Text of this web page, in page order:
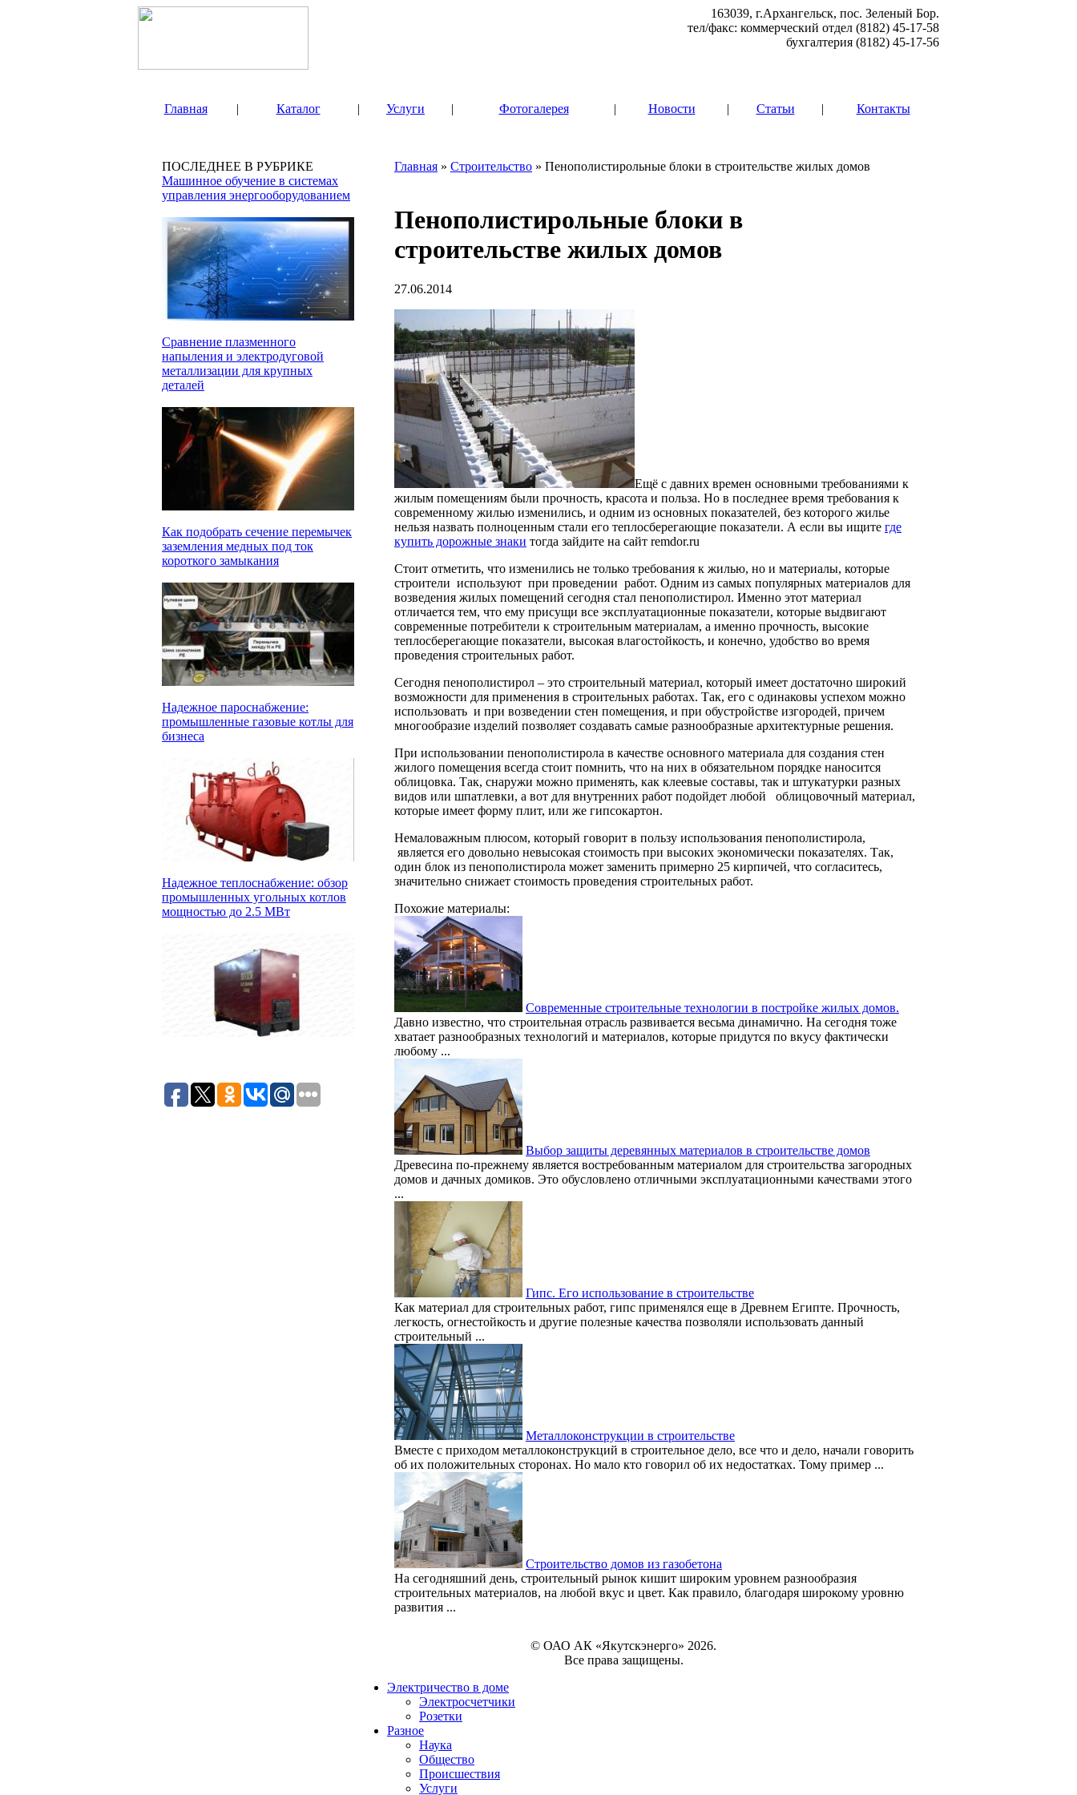
163039, г.Архангельск, пос. Зеленый Бор.
тел/факс: коммерческий отдел (8182) 45-17-58
бухгалтерия (8182) 45-17-56
Главная | Каталог | Услуги | Фотогалерея | Новости | Статьи | Контакты
ПОСЛЕДНЕЕ В РУБРИКЕ
Машинное обучение в системах
управления энергооборудованием
Сравнение плазменного
напыления и электродуговой
металлизации для крупных
деталей
Как подобрать сечение перемычек
заземления медных под ток
короткого замыкания
Надежное пароснабжение:
промышленные газовые котлы для
бизнеса
Надежное теплоснабжение: обзор
промышленных угольных котлов
мощностью до 2.5 МВт
Главная » Строительство » Пенополистирольные блоки в строительстве жилых домов
Пенополистирольные блоки в
строительстве жилых домов
27.06.2014
Ещё с давних времен основными требованиями к
жилым помещениям были прочность, красота и польза. Но в последнее время требования к
современному жилью изменились, и одним из основных показателей, без которого жилье
нельзя назвать полноценным стали его теплосберегающие показатели. А если вы ищите где
купить дорожные знаки тогда зайдите на сайт remdor.ru
Стоит отметить, что изменились не только требования к жилью, но и материалы, которые
строители используют при проведении работ. Одним из самых популярных материалов для
возведения жилых помещений сегодня стал пенополистирол. Именно этот материал
отличается тем, что ему присущи все эксплуатационные показатели, которые выдвигают
современные потребители к строительным материалам, а именно прочность, высокие
теплосберегающие показатели, высокая влагостойкость, и конечно, удобство во время
проведения строительных работ.
Сегодня пенополистирол – это строительный материал, который имеет достаточно широкий
возможности для применения в строительных работах. Так, его с одинаковы успехом можно
использовать и при возведении стен помещения, и при обустройстве изгородей, причем
многообразие изделий позволяет создавать самые разнообразные архитектурные решения.
При использовании пенополистирола в качестве основного материала для создания стен
жилого помещения всегда стоит помнить, что на них в обязательном порядке наносится
облицовка. Так, снаружи можно применять, как клеевые составы, так и штукатурки разных
видов или шпатлевки, а вот для внутренних работ подойдет любой облицовочный материал,
которые имеет форму плит, или же гипсокартон.
Немаловажным плюсом, который говорит в пользу использования пенополистирола,
является его довольно невысокая стоимость при высоких экономически показателях. Так,
один блок из пенополистирола может заменить примерно 25 кирпичей, что согласитесь,
значительно снижает стоимость проведения строительных работ.
Похожие материалы:
Современные строительные технологии в постройке жилых домов.
Давно известно, что строительная отрасль развивается весьма динамично. На сегодня тоже
хватает разнообразных технологий и материалов, которые придутся по вкусу фактически
любому ...
Выбор защиты деревянных материалов в строительстве домов
Древесина по-прежнему является востребованным материалом для строительства загородных
домов и дачных домиков. Это обусловлено отличными эксплуатационными качествами этого
...
Гипс. Его использование в строительстве
Как материал для строительных работ, гипс применялся еще в Древнем Египте. Прочность,
легкость, огнестойкость и другие полезные качества позволяли использовать данный
строительный ...
Металлоконструкции в строительстве
Вместе с приходом металлоконструкций в строительное дело, все что и дело, начали говорить
об их положительных сторонах. Но мало кто говорил об их недостатках. Тому пример ...
Строительство домов из газобетона
На сегодняшний день, строительный рынок кишит широким уровнем разнообразия
строительных материалов, на любой вкус и цвет. Как правило, благодаря широкому уровню
развития ...
© ОАО АК «Якутскэнерго» 2026.
Все права защищены.
Электричество в доме
Электросчетчики
Розетки
Разное
Наука
Общество
Происшествия
Услуги